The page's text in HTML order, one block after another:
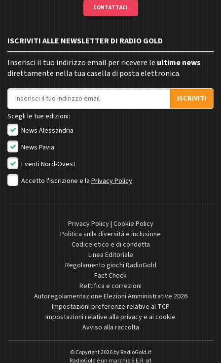
CONTATTACI
ISCRIVITI ALLE NEWSLETTER DI RADIO GOLD
Inserisci il tuo indirizzo email per ricevere le ultime news
direttamente nella tua casella di posta elettronica.
Indirizzo email
ISCRIVITI
Scegli le tue edizioni:
News Alessandria
News Pavia
Eventi Nord-Ovest
Accetto l'iscrizione e la Privacy Policy
Privacy Policy| Cookie Policy
Politica sulla diversità e inclusione
Codice etico e di condotta
Linea Editoriale
Regolamento giochi RadioGold
Fact Check
Rettifica e correzioni
Autoregolamentazione Elezioni Amministrative 2026
Impostazioni preferenze relative al TCF
Impostazioni relative alla privacy e ai cookie
Avviso alla raccolta
© Copyright 2026 byRadioGold.it
RadioGold è un marchio S.E.R. srl